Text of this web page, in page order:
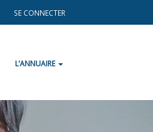
SE CONNECTER
L’ANNUAIRE